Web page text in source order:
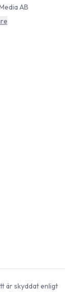
AB
är skyddat enligt